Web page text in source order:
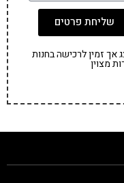
שליחת פרטים
זמין לרכישה בחנות
מצוין